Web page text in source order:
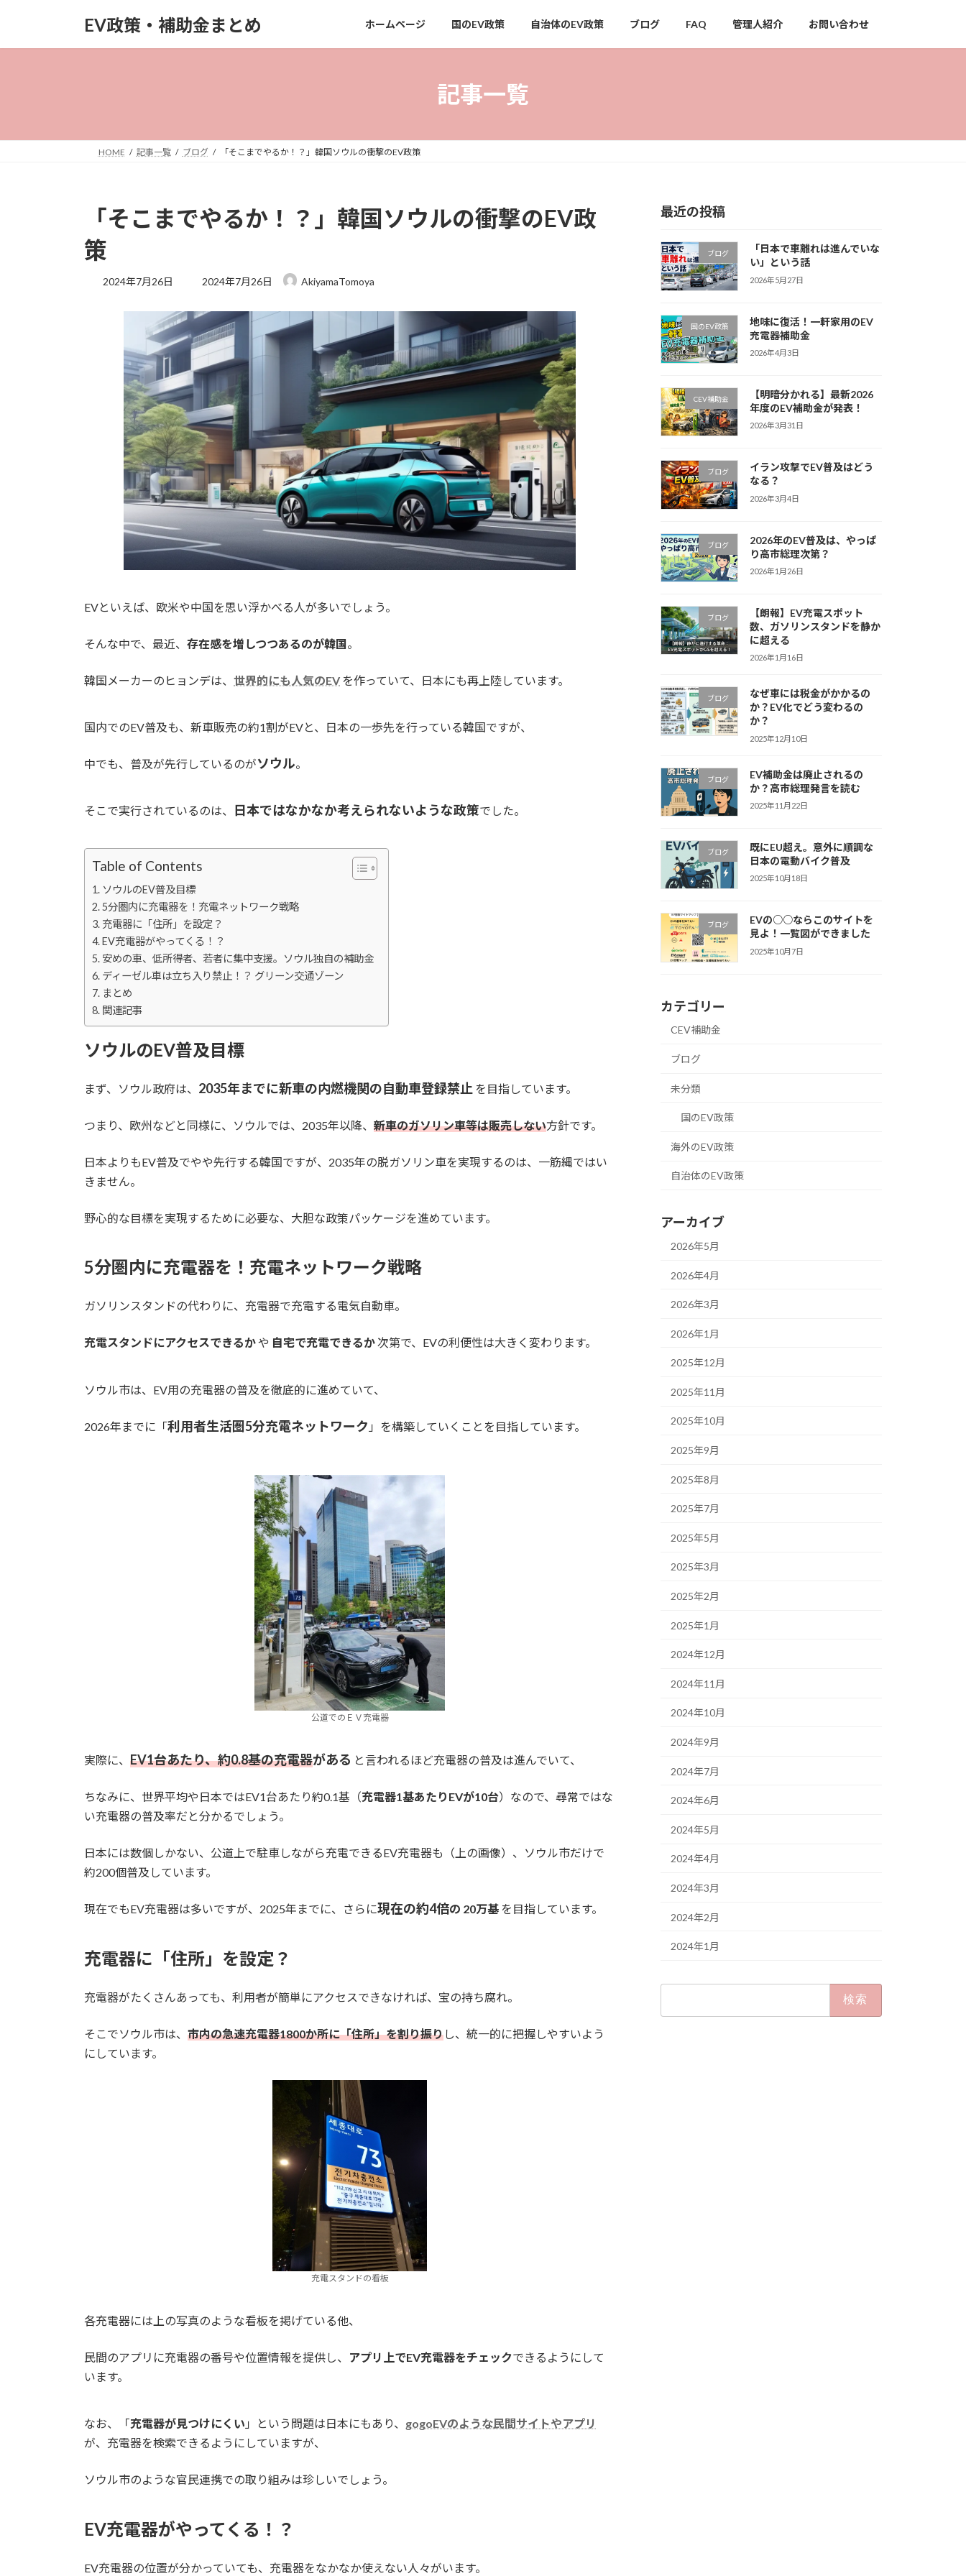
EV政策・補助金まとめ ホームページ 国のEV政策 自治体のEV政策 ブログ FAQ 管理人紹介 お問い合わせ
記事一覧
HOME 記事一覧 ブログ 「そこまでやるか！？」韓国ソウルの衝撃のEV政策
「そこまでやるか！？」韓国ソウルの衝撃のEV政
策
2024年7月26日
最
日
時
2024年7月26日 AkiyamaTomoya
EVといえば、欧米や中国を思い浮かべる人が多いでしょう。
そんな中で、最近、 存在感を増しつつあるのが韓国。
韓国メーカーのヒョンデは、 世界的にも人気のEV を作っていて、日本にも再上陸しています。
国内でのEV普及も、新車販売の約1割がEVと、日本の一歩先を行っている韓国ですが、
中でも、普及が先行しているのがソウル。
そこで実行されているのは、 日本ではなかなか考えられないような政策でした。
Table of Contents
ソウルのEV普及目標
5分圏内に充電器を！充電ネットワーク戦略
充電器に「住所」を設定？
EV充電器がやってくる！？
安めの車、低所得者、若者に集中支援。ソウル独自の補助金
ディーゼル車は立ち入り禁止！？ グリーン交通ゾーン
まとめ
関連記事
ソウルのEV普及目標
まず、ソウル政府は、 2035年までに新車の内燃機関の自動車登録禁止 を目指しています。
つまり、欧州などと同様に、ソウルでは、2035年以降、 新車のガソリン車等は販売しない方針です。
日本よりもEV普及でやや先行する韓国ですが、2035年の脱ガソリン車を実現するのは、一筋縄ではい
きません。
野心的な目標を実現するために必要な、大胆な政策パッケージを進めています。
5分圏内に充電器を！充電ネットワーク戦略
ガソリンスタンドの代わりに、充電器で充電する電気自動車。
充電スタンドにアクセスできるかや 自宅で充電できるか次第で、EVの利便性は大きく変わります。
ソウル市は、EV用の充電器の普及を徹底的に進めていて、
2026年までに「利用者生活圏5分充電ネットワーク 」を構築していくことを目指しています。
公道でのＥＶ充電器
実際に、 EV1台あたり、約0.8基の充電器がある と言われるほど充電器の普及は進んでいて、
ちなみに、世界平均や日本ではEV1台あたり約0.1基（充電器1基あたりEVが10台）なので、尋常ではな
い充電器の普及率だと分かるでしょう。
日本には数個しかない、公道上で駐車しながら充電できるEV充電器も（上の画像）、ソウル市だけで
約200個普及しています。
現在でもEV充電器は多いですが、2025年までに、さらに現在の約4倍の 20万基 を目指しています。
充電器に「住所」を設定？
充電器がたくさんあっても、利用者が簡単にアクセスできなければ、宝の持ち腐れ。
そこでソウル市は、 市内の急速充電器1800か所に「住所」を割り振りし、統一的に把握しやすいよう
にしています。
充電スタンドの看板
各充電器には上の写真のような看板を掲げている他、
民間のアプリに充電器の番号や位置情報を提供し、 アプリ上でEV充電器をチェックできるようにして
います。
なお、「充電器が見つけにくい 」という問題は日本にもあり、 gogoEVのような民間サイトやアプリ
が、充電器を検索できるようにしていますが、
ソウル市のような官民連携での取り組みは珍しいでしょう。
EV充電器がやってくる！？
EV充電器の位置が分かっていても、充電器をなかなか使えない人々がいます。
最近の投稿
ブログ
「日本で車離れは進んでいな
い」という話
2026年5月27日
国のEV政策
地味に復活！一軒家用のEV
充電器補助金
2026年4月3日
CEV補助金
【明暗分かれる】最新2026
年度のEV補助金が発表！
2026年3月31日
ブログ
イラン攻撃でEV普及はどう
なる？
2026年3月4日
ブログ
2026年のEV普及は、やっぱ
り高市総理次第？
2026年1月26日
ブログ
【朗報】EV充電スポット
数、ガソリンスタンドを静か
に超える
2026年1月16日
ブログ
なぜ車には税金がかかるの
か？EV化でどう変わるの
か？
2025年12月10日
ブログ
EV補助金は廃止されるの
か？高市総理発言を読む
2025年11月22日
ブログ
既にEU超え。意外に順調な
日本の電動バイク普及
2025年10月18日
ブログ
EVの○○ならこのサイトを
見よ！一覧図ができました
2025年10月7日
カテゴリー
CEV補助金
ブログ
未分類
国のEV政策
海外のEV政策
自治体のEV政策
アーカイブ
2026年5月
2026年4月
2026年3月
2026年1月
2025年12月
2025年11月
2025年10月
2025年9月
2025年8月
2025年7月
2025年5月
2025年3月
2025年2月
2025年1月
2024年12月
2024年11月
2024年10月
2024年9月
2024年7月
2024年6月
2024年5月
2024年4月
2024年3月
2024年2月
2024年1月